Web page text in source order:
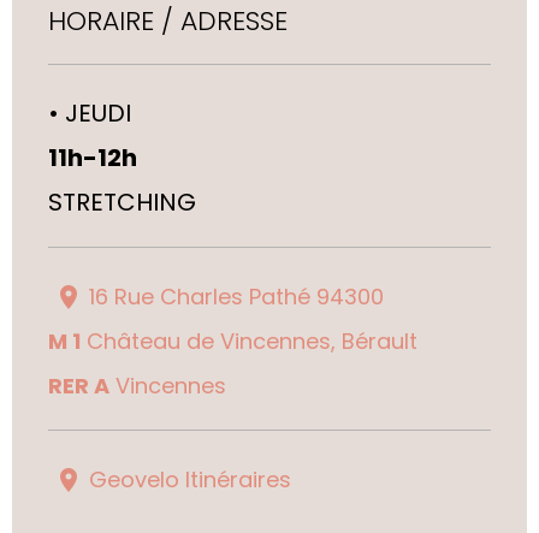
HORAIRE / ADRESSE
• JEUDI
11h-12h
STRETCHING
16 Rue Charles Pathé 94300
M 1 Château de Vincennes, Bérault
RER A Vincennes
Geovelo Itinéraires